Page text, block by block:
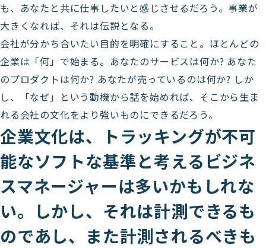
も、あなたと共に仕事したいと感じさせるだろう。事業が
大きくなれば、それは伝説となる。
会社が分かち合いたい目的を明確にすること。ほとんどの
企業は「何」で始まる。あなたのサービスは何か? あなた
のプロダクトは何か? あなたが売っているのは何か? しか
し、「なぜ」という動機から話を始めれば、そこから生ま
れる会社の文化をより強いものにできるだろう。
企業文化は、トラッキングが不可
能なソフトな基準と考えるビジネ
スマネージャーは多いかもしれな
い。しかし、それは計測できるも
のであし、また計測されるべきも